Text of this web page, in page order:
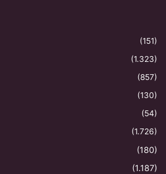
(151)
(1.323)
(857)
(130)
(54)
(1.726)
(180)
(1.187)